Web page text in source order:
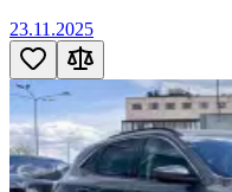
23.11.2025